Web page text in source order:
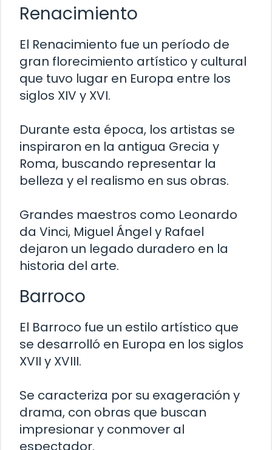
Renacimiento
El Renacimiento fue un período de
gran florecimiento artístico y cultural
que tuvo lugar en Europa entre los
siglos XIV y XVI.
Durante esta época, los artistas se
inspiraron en la antigua Grecia y
Roma, buscando representar la
belleza y el realismo en sus obras.
Grandes maestros como Leonardo
da Vinci, Miguel Ángel y Rafael
dejaron un legado duradero en la
historia del arte.
Barroco
El Barroco fue un estilo artístico que
se desarrolló en Europa en los siglos
XVII y XVIII.
Se caracteriza por su exageración y
drama, con obras que buscan
impresionar y conmover al
espectador.